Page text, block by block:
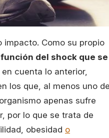
Como su propio
del shock que se
en cuenta lo anterior,
los que, al menos uno
apenas sufre
por lo que se trata de
obesidad o